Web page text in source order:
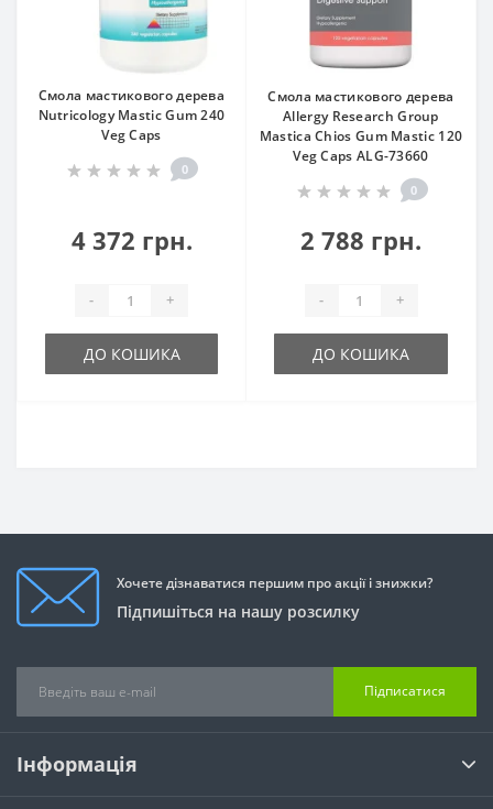
Смола мастикового дерева
Nutricology Mastic Gum 240
Veg Caps
0
4 372 грн.
- +
ДО КОШИКА
Смола мастикового дерева
Allergy Research Group
Mastica Chios Gum Mastic 120
Veg Caps ALG-73660
0
2 788 грн.
- +
ДО КОШИКА
Хочете дізнаватися першим про акції і знижки?
Підпишіться на нашу розсилку
Підписатися
Інформація